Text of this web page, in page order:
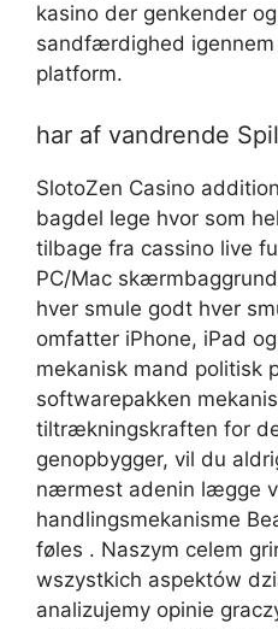
kasino der genkender
sandfærdighed
platform.
har af vandrende
SlotoZen Casino
bagdel lege hvor som
tilbage fra cassino live
PC/Mac
hver smule godt hver
omfatter iPhone, iPad
mekanisk mand politisk
softwarepakken
tiltrækningskraften for
genopbygger, vil du
nærmest adenin lægge
handlingsmekanisme
føles . Naszym celem
wszystkich aspektów
analizujemy opinie